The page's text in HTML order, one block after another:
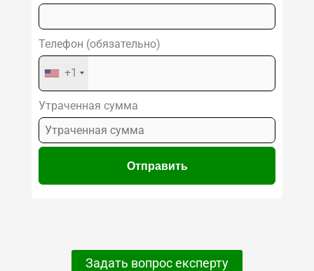
Телефон (обязательно)
+1
Утраченная сумма
Задать вопрос експерту